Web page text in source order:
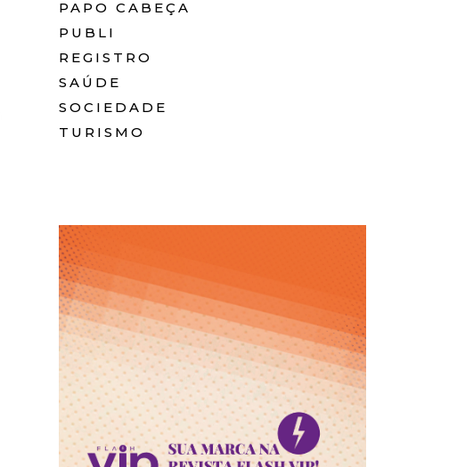
PAPO CABEÇA
PUBLI
REGISTRO
SAÚDE
SOCIEDADE
TURISMO